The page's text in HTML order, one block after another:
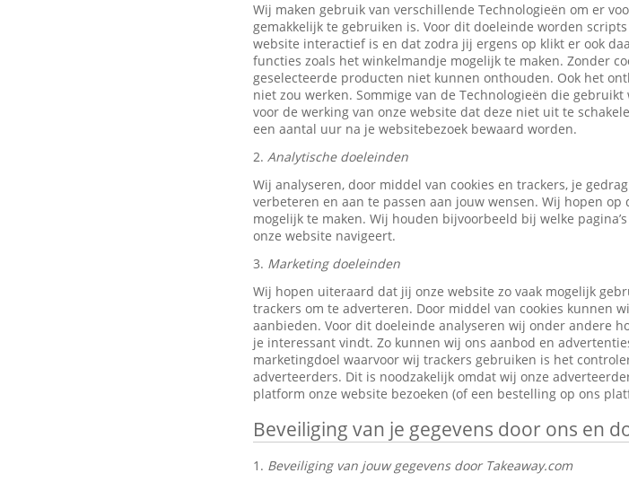
Wij maken gebruik van verschillende Technologieën om er
gemakkelijk te gebruiken is. Voor dit doeleinde worden
website interactief is en dat zodra jij ergens op klikt er ook
functies zoals het winkelmandje mogelijk te maken. Zonder
geselecteerde producten niet kunnen onthouden. Ook het
niet zou werken. Sommige van de Technologieën die
voor de werking van onze website dat deze niet uit te
een aantal uur na je websitebezoek bewaard worden.
2. Analytische doeleinden
Wij analyseren, door middel van cookies en trackers, je
verbeteren en aan te passen aan jouw wensen. Wij hopen
mogelijk te maken. Wij houden bijvoorbeeld bij welke
onze website navigeert.
3. Marketing doeleinden
Wij hopen uiteraard dat jij onze website zo vaak mogelijk
trackers om te adverteren. Door middel van cookies kunnen
aanbieden. Voor dit doeleinde analyseren wij onder andere
je interessant vindt. Zo kunnen wij ons aanbod en
marketingdoel waarvoor wij trackers gebruiken is het
adverteerders. Dit is noodzakelijk omdat wij onze
platform onze website bezoeken (of een bestelling op ons
Beveiliging van je gegevens door ons en
1. Beveiliging van jouw gegevens door Takeaway.com